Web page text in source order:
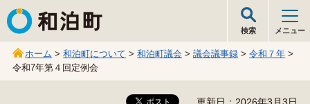
和泊町
検索 メニュー
ホーム >和泊町について >和泊町議会 >議会議事録 >令和７年 >
令和7年第４回定例会
更新日：2026年3月3日